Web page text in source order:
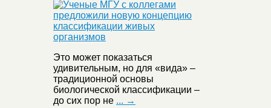
Это может показаться
удивительным, но для «вида» –
традиционной основы
биологической классификации –
до сих пор не ... →